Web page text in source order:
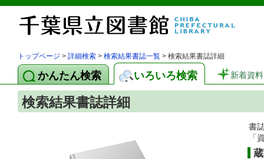
トップページ > 詳細検索 > 検索結果書誌一覧 > 検索結果書誌詳細
かんたん検索 いろいろ検索 新着資料
検索結果書誌詳細
書
「